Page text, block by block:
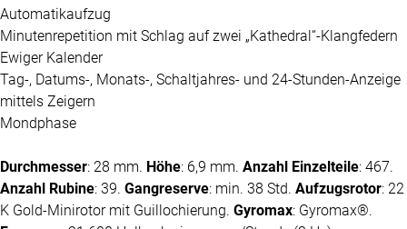
Automatikaufzug
Minutenrepetition mit Schlag auf zwei „Kathedral“-Klangfedern
Ewiger Kalender
Tag-, Datums-, Monats-, Schaltjahres- und 24-Stunden-Anzeige
mittels Zeigern
Mondphase
Durchmesser: 28 mm. Höhe: 6,9 mm. Anzahl Einzelteile: 467.
Anzahl Rubine: 39. Gangreserve: min. 38 Std. Aufzugsrotor: 22
K Gold-Minirotor mit Guillochierung. Gyromax: Gyromax®.